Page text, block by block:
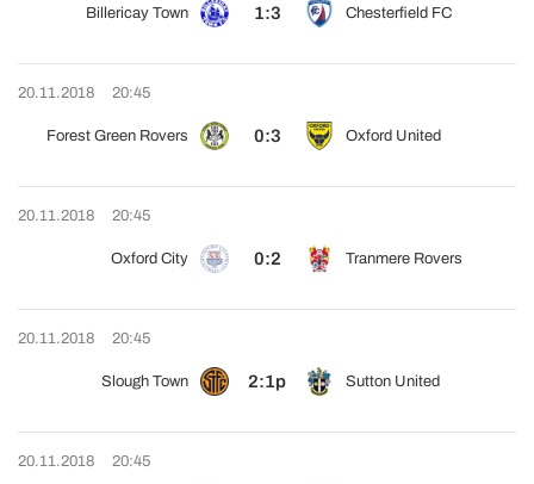
Billericay Town 1:3 Chesterfield FC
20.11.2018 20:45
Forest Green Rovers 0:3 Oxford United
20.11.2018 20:45
Oxford City 0:2 Tranmere Rovers
20.11.2018 20:45
Slough Town 2:1p Sutton United
20.11.2018 20:45